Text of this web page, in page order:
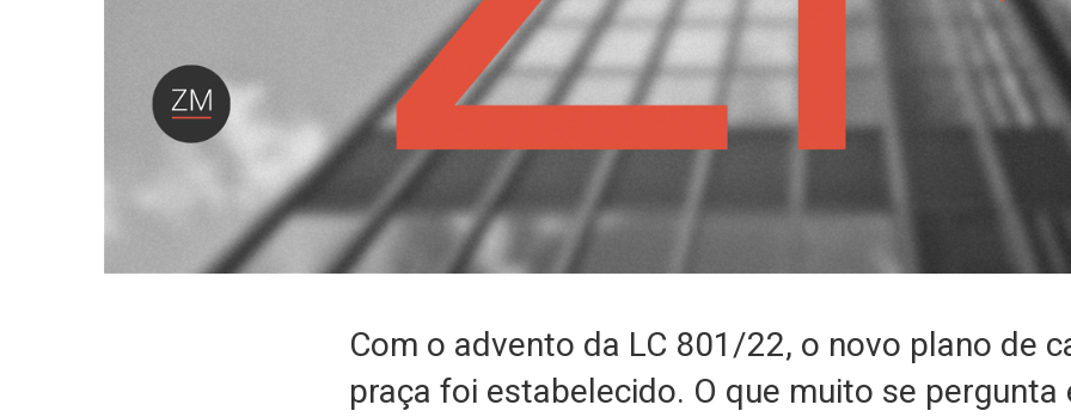
Com o advento da LC 801/22, o novo plano de
praça foi estabelecido. O que muito se pergunta